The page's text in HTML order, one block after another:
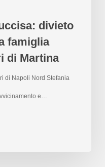
divieto
famiglia
di Martina
di Napoli Nord Stefania
e…